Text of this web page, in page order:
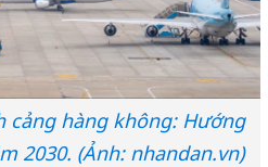
cảng hàng không: Hướng
2030. (Ảnh: nhandan.vn)